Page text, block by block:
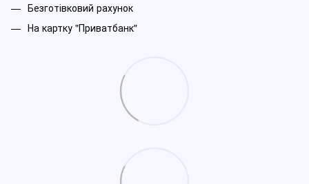
Безготівковий рахунок
На картку "Приватбанк"